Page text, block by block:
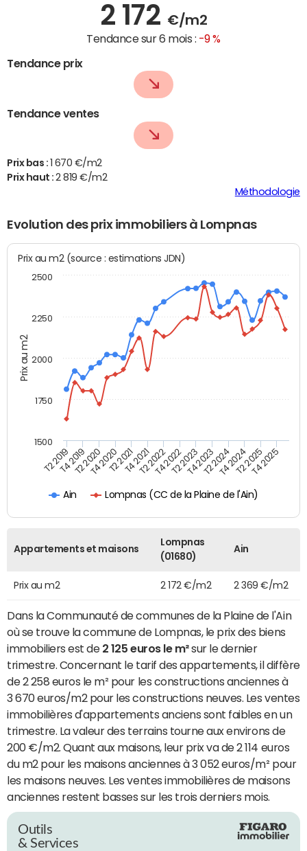
2 172 €/m2
Tendance sur 6 mois : -9 %
Tendance prix
Tendance ventes
Prix bas :
1 670 €/m2
Prix haut :2 819 €/m2
Méthodologie
Evolution des prix immobiliers à Lompnas
Prix au m2
Prix au m2 (source : estimations JDN)
Ain Lompnas (CC de la Plaine de l'Ain)
T2 2019T4 2019T2 2020T4 2020T2 2021T4 2021T2 2022T4 2022T2 2023T4 2023T2 2024T4 2024T2 2025T4 2025
1500
1750
2000
2250
2500
Appartements et maisons
Lompnas
(01680)
Ain
Prix au m2 2 172 €/m2 2 369 €/m2
Dans la Communauté de communes de la Plaine de l'Ain
où se trouve la commune de Lompnas, le prix des biens
immobiliers est de 2 125 euros le m²sur le dernier
trimestre. Concernant le tarif des appartements, il diffère
de 2 258 euros le m² pour les constructions anciennes à
3 670 euros/m2 pour les constructions neuves. Les ventes
immobilières d'appartements anciens sont faibles en un
trimestre. La valeur des terrains tourne aux environs de
200 €/m2. Quant aux maisons, leur prix va de 2 114 euros
du m2 pour les maisons anciennes à 3 052 euros/m² pour
les maisons neuves. Les ventes immobilières de maisons
anciennes restent basses sur les trois derniers mois.
Outils
& Services